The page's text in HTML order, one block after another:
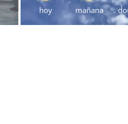
hoy mañana